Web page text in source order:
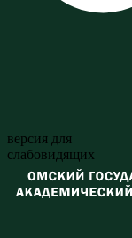
версия для
слабовидящих